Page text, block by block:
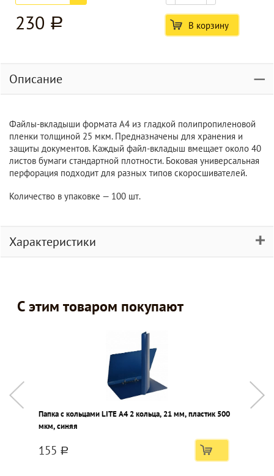
230 a В корзину
Описание
Файлы-вкладыши формата А4 из гладкой полипропиленовой
пленки толщиной 25 мкм. Предназначены для хранения и
защиты документов. Каждый файл-вкладыш вмещает около 40
листов бумаги стандартной плотности. Боковая универсальная
перфорация подходит для разных типов скоросшивателей.
Количество в упаковке — 100 шт.
Характеристики
С этим товаром покупают
Папка с кольцами LITE А4 2 кольца, 21 мм, пластик 500
мкм, синяя
155 a